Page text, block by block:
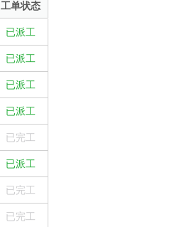
工单状态
已派工
已派工
已派工
已派工
已完工
已派工
已完工
已完工